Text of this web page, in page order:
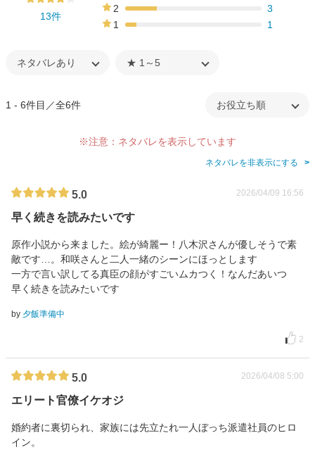
13件
2
3
1
1
1 - 6件目／全6件
※注意：ネタバレを表示しています
ネタバレを非表示にする
5.0 2026/04/09 16:56
早く続きを読みたいです
原作小説から来ました。絵が綺麗ー！八木沢さんが優しそうで素
敵です…。和咲さんと二人一緒のシーンにほっとします
一方で言い訳してる真臣の顔がすごいムカつく！なんだあいつ
早く続きを読みたいです
by 夕飯準備中
2
5.0 2026/04/08 5:00
エリート官僚イケオジ
婚約者に裏切られ、家族には先立たれ一人ぼっち派遣社員のヒロ
イン。